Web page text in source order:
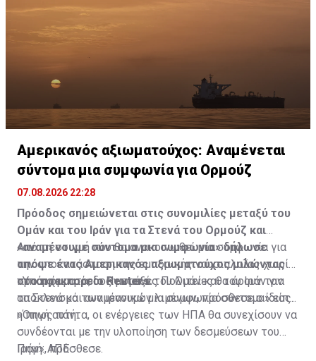
Αμερικανός αξιωματούχος: Αναμένεται
σύντομα μια συμφωνία για Ορμούζ
07.08.2026 22:28
Πρόοδος σημειώνεται στις συνομιλίες μεταξύ του
Ομάν και του Ιράν για τα Στενά του Ορμούζ και
«αναμένουμε σύντομα μια συμφωνία» δήλωσε
απόψε ένας Αμερικανός αξιωματούχος μιλώντας
στο πρακτορείο Reuters.
Από τη στιγμή που θα ανακοινωθεί μια συμφωνία για
την αποκατάσταση της εμπορικής ναυσιπλοΐας χωρίς
προσκόμματα, οι Ηνωμένες Πολιτείες θα άρουν τον
αποκλεισμό των ιρανικών λιμένων, πρόσθεσε ο ίδιος.
«Υπάρχει πρόοδος μεταξύ του Ομάν και του Ιράν για
τα Στενά και αναμένουμε μια συμφωνία σύντομα» είπε
η πηγή αυτή.
«Όπως πάντα, οι ενέργειες των ΗΠΑ θα συνεχίσουν να
συνδέονται με την υλοποίηση των δεσμεύσεων του
Ιράν», πρόσθεσε.
Πηγή: ΑΠΕ